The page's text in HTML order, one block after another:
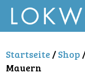
Startseite/Shop
Mauern